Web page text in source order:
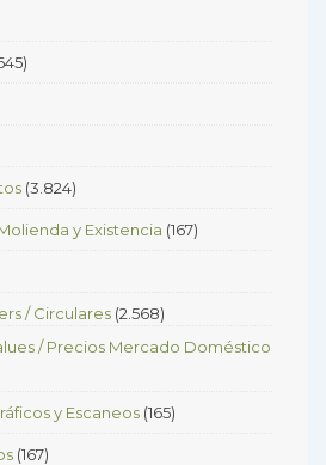
(3.824)
y Existencia (167)
/ Circulares (2.568)
/ Precios Mercado Doméstico
y Escaneos (165)
(167)